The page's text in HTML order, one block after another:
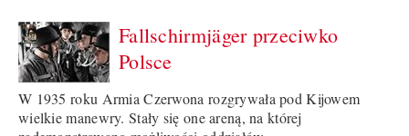
Fallschirmjäger przeciwko
Polsce
W 1935 roku Armia Czerwona rozgrywała pod Kijowem
wielkie manewry. Stały się one areną, na której